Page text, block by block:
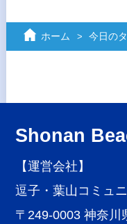
ホーム 今日の
Shonan
【運営会社】
逗子・葉山コミュ
〒249-0003 神奈川